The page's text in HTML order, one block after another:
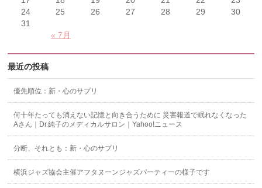
« 7月
24
25 26 27 28 29
30
31
最近の投稿
優先順位：新・心のサプリ
何十年たっても消えない記憶と向き合うために 災害報道で眠れなくなった
Aさん｜Dr.純子のメディカルサロン｜Yahoo!ニュース
分断、それとも：新・心のサプリ
横浜ジャズ協会主催アフタヌーンジャズパーティーの様子です